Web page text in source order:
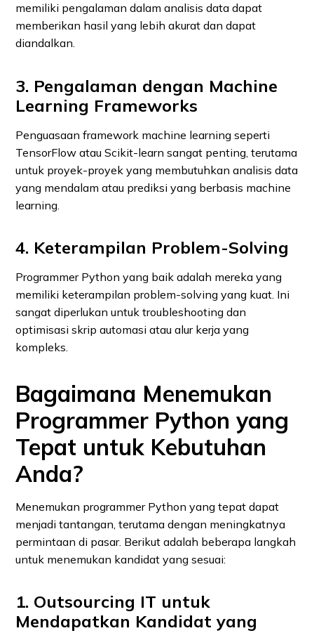
memiliki pengalaman dalam analisis data dapat
memberikan hasil yang lebih akurat dan dapat
diandalkan.
3. Pengalaman dengan Machine
Learning Frameworks
Penguasaan framework machine learning seperti
TensorFlow atau Scikit-learn sangat penting, terutama
untuk proyek-proyek yang membutuhkan analisis data
yang mendalam atau prediksi yang berbasis machine
learning.
4. Keterampilan Problem-Solving
Programmer Python yang baik adalah mereka yang
memiliki keterampilan problem-solving yang kuat. Ini
sangat diperlukan untuk troubleshooting dan
optimisasi skrip automasi atau alur kerja yang
kompleks.
Bagaimana Menemukan
Programmer Python yang
Tepat untuk Kebutuhan
Anda?
Menemukan programmer Python yang tepat dapat
menjadi tantangan, terutama dengan meningkatnya
permintaan di pasar. Berikut adalah beberapa langkah
untuk menemukan kandidat yang sesuai:
1. Outsourcing IT untuk
Mendapatkan Kandidat yang